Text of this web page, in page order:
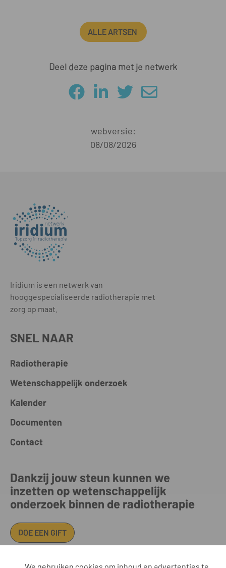
ALLE ARTSEN
Deel deze pagina met je netwerk
webversie:
08/08/2026
Iridium is een netwerk van
hooggespecialiseerde radiotherapie met
zorg op maat.
SNEL NAAR
Radiotherapie
Wetenschappelijk onderzoek
Kalender
Documenten
Contact
Dankzij jouw steun kunnen we
inzetten op wetenschappelijk
onderzoek binnen de radiotherapie
DOE EEN GIFT